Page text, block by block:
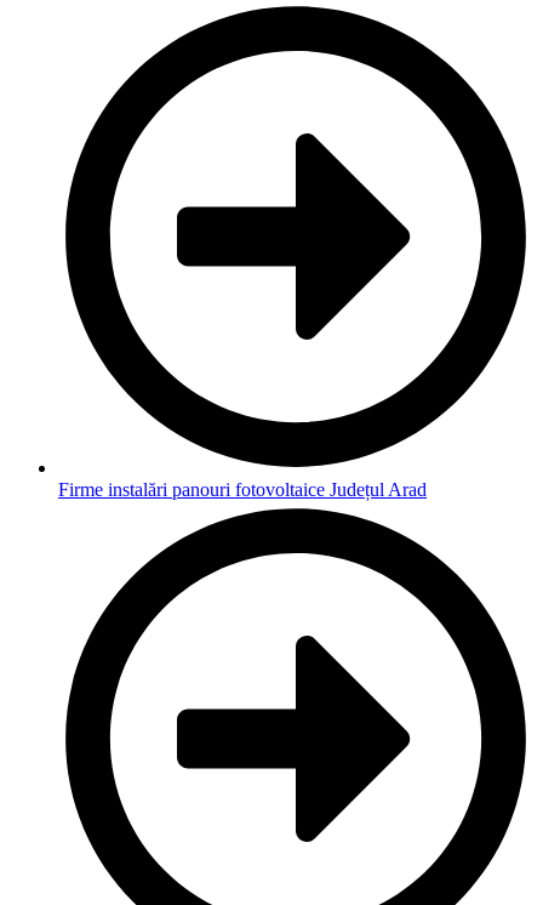
Firme instalări panouri fotovoltaice Județul Arad